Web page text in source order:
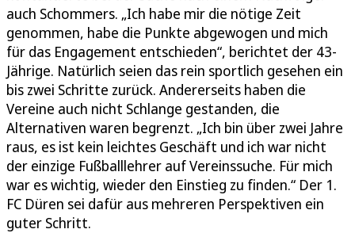
auch Schommers. „Ich habe mir die nötige Zeit
genommen, habe die Punkte abgewogen und mich
für das Engagement entschieden“, berichtet der 43-
Jährige. Natürlich seien das rein sportlich gesehen ein
bis zwei Schritte zurück. Andererseits haben die
Vereine auch nicht Schlange gestanden, die
Alternativen waren begrenzt. „Ich bin über zwei Jahre
raus, es ist kein leichtes Geschäft und ich war nicht
der einzige Fußballlehrer auf Vereinssuche. Für mich
war es wichtig, wieder den Einstieg zu finden.“ Der 1.
FC Düren sei dafür aus mehreren Perspektiven ein
guter Schritt.